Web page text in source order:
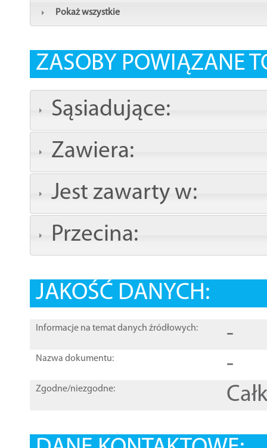
Pokaż wszystkie
ZASOBY POWIĄZANE
Sąsiadujące:
Zawiera:
Jest zawarty w:
Przecina:
JAKOŚĆ DANYCH:
Informacje na temat danych źródłowych: -
Nazwa dokumentu: -
Zgodne/niezgodne: